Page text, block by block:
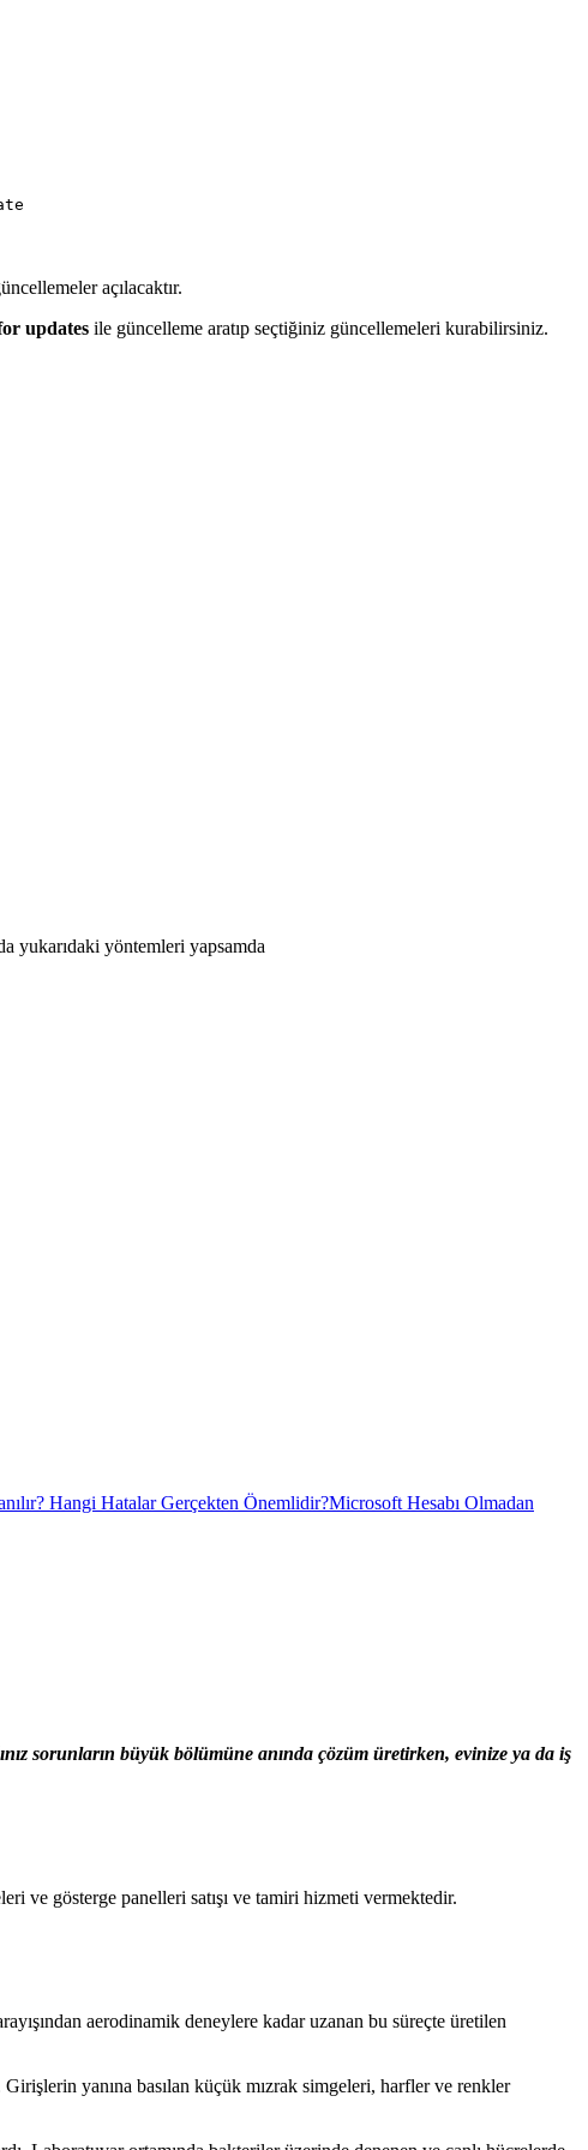
açılacaktır.
updates ile güncelleme aratıp seçtiğiniz güncellemeleri kurabilirsiniz.
yukarıdaki yöntemleri yapsamda
Hangi Hatalar Gerçekten Önemlidir?Microsoft Hesabı Olmadan
sorunların büyük bölümüne anında çözüm üretirken, evinize ya da iş
ve gösterge panelleri satışı ve tamiri hizmeti vermektedir.
aerodinamik deneylere kadar uzanan bu süreçte üretilen
yanına basılan küçük mızrak simgeleri, harfler ve renkler